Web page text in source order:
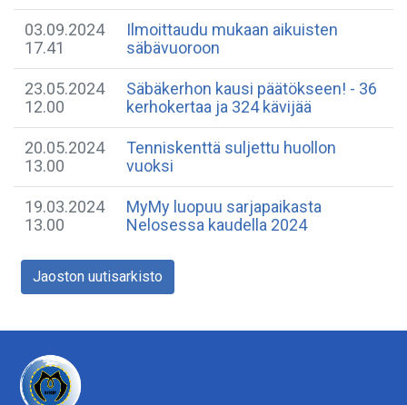
03.09.2024
17.41
Ilmoittaudu mukaan aikuisten
säbävuoroon
23.05.2024
12.00
Säbäkerhon kausi päätökseen! - 36
kerhokertaa ja 324 kävijää
20.05.2024
13.00
Tenniskenttä suljettu huollon
vuoksi
19.03.2024
13.00
MyMy luopuu sarjapaikasta
Nelosessa kaudella 2024
Jaoston uutisarkisto